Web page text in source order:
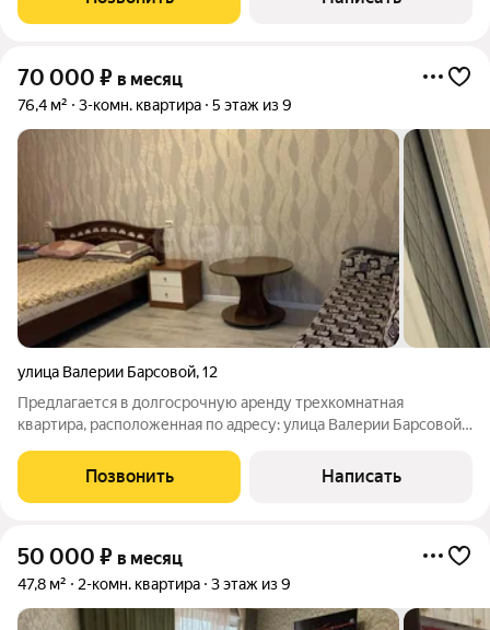
современный косметический ремонт
70 000 ₽ в месяц
76,4 м² 3-комн. квартира 5 этаж из 9
улица Валерии Барсовой,12
Предлагается в долгосрочную аренду трехкомнатная
квартира, расположенная по адресу: улица Валерии Барсовой,
ходьбы от рынка Б. Исады. В квартире выполнен современный
косметический ремонт и
Позвонить Написать
50 000 ₽ в месяц
47,8 м² 2-комн. квартира 3 этаж из 9